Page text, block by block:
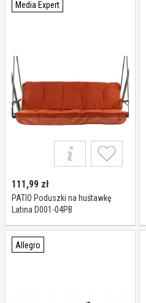
Media Expert
111,99 zł
PATIO Poduszki na huśtawkę
Latina D001-04PB
Allegro